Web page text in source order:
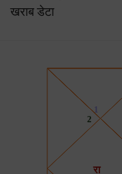
खराब डेटा